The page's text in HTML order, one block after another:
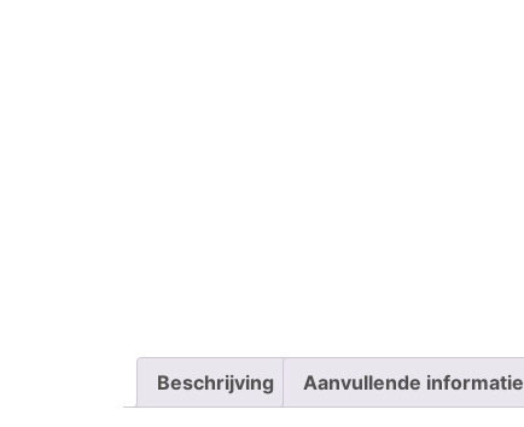
Beschrijving Aanvullende informatie